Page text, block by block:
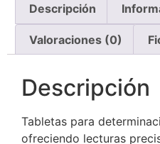
Descripción
Valoraciones (0)
Descripción
Tabletas para
ofreciendo lecturas